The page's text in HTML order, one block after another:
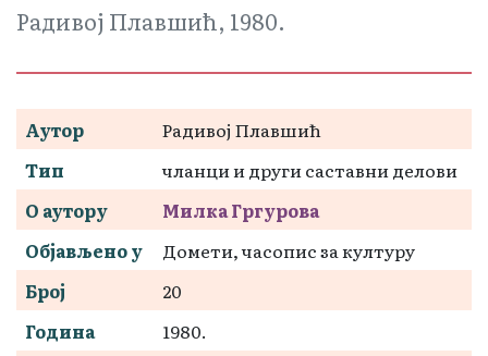
Радивој Плавшић, 1980.
Аутор
Радивој Плавшић
Тип
чланци и други саставни делови
О аутору
Милка Гргуровa
Објављено у
Домети, часопис за културу
Број
20
Година
1980.